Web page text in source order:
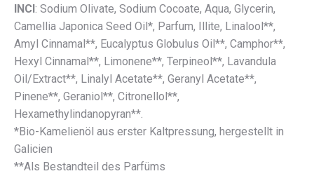
INCI: Sodium Olivate, Sodium Cocoate, Aqua, Glycerin,
Camellia Japonica Seed Oil*, Parfum, Illite, Linalool**,
Amyl Cinnamal**, Eucalyptus Globulus Oil**, Camphor**,
Hexyl Cinnamal**, Limonene**, Terpineol**, Lavandula
Oil/Extract**, Linalyl Acetate**, Geranyl Acetate**,
Pinene**, Geraniol**, Citronellol**,
Hexamethylindanopyran**.
*Bio-Kamelienöl aus erster Kaltpressung, hergestellt in
Galicien
**Als Bestandteil des Parfüms